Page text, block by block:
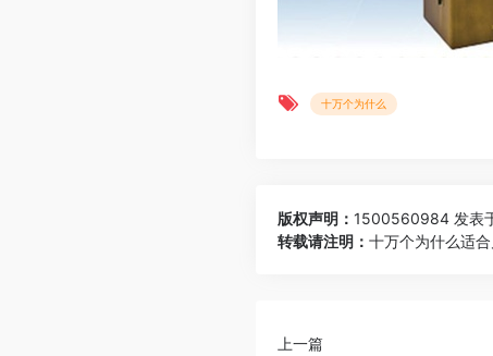
十万个为什么
版权声明： 1500560984 发表
转载请注明： 十万个为什么适
上一篇